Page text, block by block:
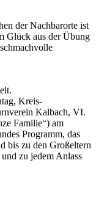
der Nachbarorte ist
Glück aus der Übung
Kreis-
Kalbach, VI.
Familie“) am
Programm, das
bis zu den Großeltern
zu jedem Anlass